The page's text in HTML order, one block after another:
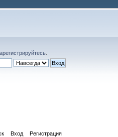
Вход Регистрация